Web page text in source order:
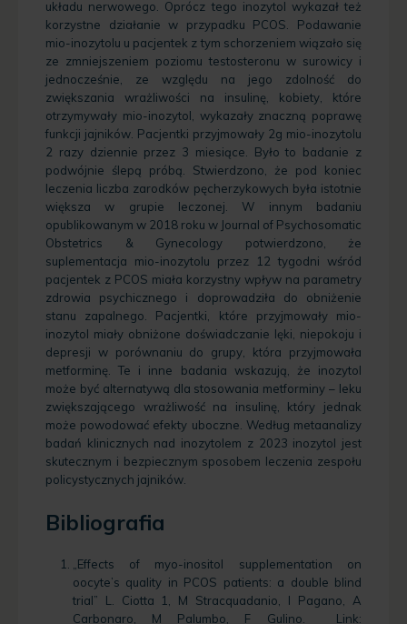
układu nerwowego. Oprócz tego inozytol wykazał też
korzystne działanie w przypadku PCOS. Podawanie
mio-inozytolu u pacjentek z tym schorzeniem wiązało się
ze zmniejszeniem poziomu testosteronu w surowicy i
jednocześnie, ze względu na jego zdolność do
zwiększania wrażliwości na insulinę, kobiety, które
otrzymywały mio-inozytol, wykazały znaczną poprawę
funkcji jajników. Pacjentki przyjmowały 2g mio-inozytolu
2 razy dziennie przez 3 miesiące. Było to badanie z
podwójnie ślepą próbą. Stwierdzono, że pod koniec
leczenia liczba zarodków pęcherzykowych była istotnie
większa w grupie leczonej. W innym badaniu
opublikowanym w 2018 roku w Journal of Psychosomatic
Obstetrics & Gynecology potwierdzono, że
suplementacja mio-inozytolu przez 12 tygodni wśród
pacjentek z PCOS miała korzystny wpływ na parametry
zdrowia psychicznego i doprowadziła do obniżenie
stanu zapalnego. Pacjentki, które przyjmowały mio-
inozytol miały obniżone doświadczanie lęki, niepokoju i
depresji w porównaniu do grupy, która przyjmowała
metforminę. Te i inne badania wskazują, że inozytol
może być alternatywą dla stosowania metforminy – leku
zwiększającego wrażliwość na insulinę, który jednak
może powodować efekty uboczne. Według metaanalizy
badań klinicznych nad inozytolem z 2023 inozytol jest
skutecznym i bezpiecznym sposobem leczenia zespołu
policystycznych jajników.
Bibliografia
„Effects of myo-inositol supplementation on
oocyte’s quality in PCOS patients: a double blind
trial” L. Ciotta 1, M Stracquadanio, I Pagano, A
Carbonaro, M Palumbo, F Gulino. Link: